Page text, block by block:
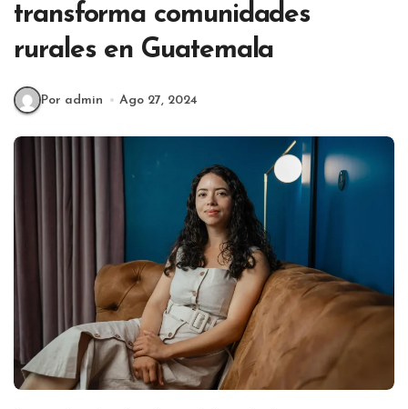
transforma comunidades
rurales en Guatemala
Por admin Ago 27, 2024